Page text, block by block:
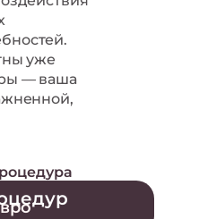
уже
— ваша